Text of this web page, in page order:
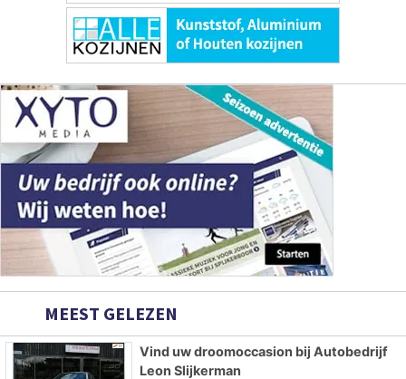
MEEST GELEZEN
Vind uw droomoccasion bij Autobedrijf
Leon Slijkerman